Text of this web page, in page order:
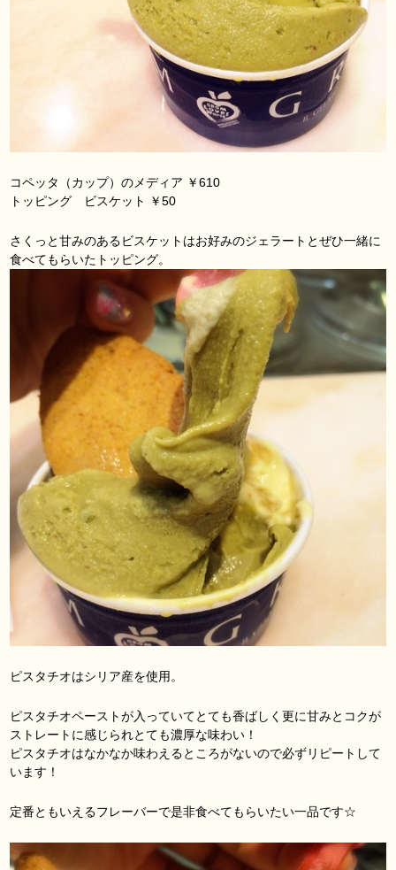
コペッタ（カップ）のメディア ￥610
トッピング ビスケット ￥50
さくっと甘みのあるビスケットはお好みのジェラートとぜひ一緒に
食べてもらいたトッピング。
ピスタチオはシリア産を使用。
ピスタチオペーストが入っていてとても香ばしく更に甘みとコクが
ストレートに感じられとても濃厚な味わい！
ピスタチオはなかなか味わえるところがないので必ずリピートして
います！
定番ともいえるフレーバーで是非食べてもらいたい一品です☆